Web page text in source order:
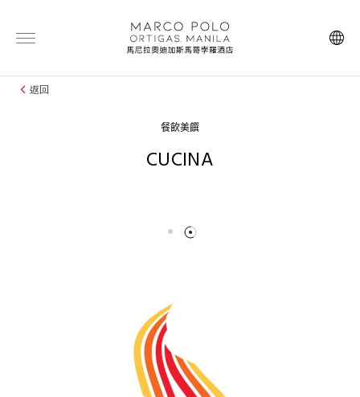
返回
餐飲美饌
CUCINA